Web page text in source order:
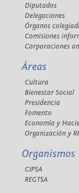
Diputados
Delegaciones
Órganos
Comisiones
Corporaciones
Áreas
Cultura
Bienestar Social
Presidencia
Fomento
Economía y
Organización y
Organismos
CIPSA
REGTSA